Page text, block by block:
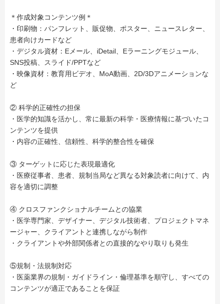
＊作成対象コンテンツ例＊
・印刷物：パンフレット、販促物、ポスター、ニュースレター、
患者向けカードなど
・デジタル資材：Eメール、iDetail、Eラーニングモジュール、
SNS投稿、スライド/PPTなど
・映像資材：教育用ビデオ、MoA動画、2D/3Dアニメーションな
ど
② 科学的正確性の担保
・医学的知識を活かし、常に最新の科学・医療情報に基づいたコ
ンテンツを提供
・内容の正確性、信頼性、科学的整合性を確保
③ ターゲットに応じた表現最適化
・医療従事者、患者、規制当局など異なる対象読者に向けて、内
容を適切に調整
④ クロスファンクショナルチームとの協業
・医学専門家、デザイナー、デジタル技術者、プロジェクトマネ
ージャー、クライアントと連携しながら制作
・クライアントや外部関係者との直接的なやり取りも発生
⑤規制・法規制対応
・医薬業界の規制・ガイドライン・倫理基準を順守し、すべての
コンテンツが適正であることを保証